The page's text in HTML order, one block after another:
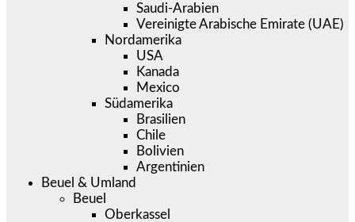
Saudi-Arabien
Vereinigte Arabische Emirate (UAE)
Nordamerika
USA
Kanada
Mexico
Südamerika
Brasilien
Chile
Bolivien
Argentinien
Beuel & Umland
Beuel
Oberkassel